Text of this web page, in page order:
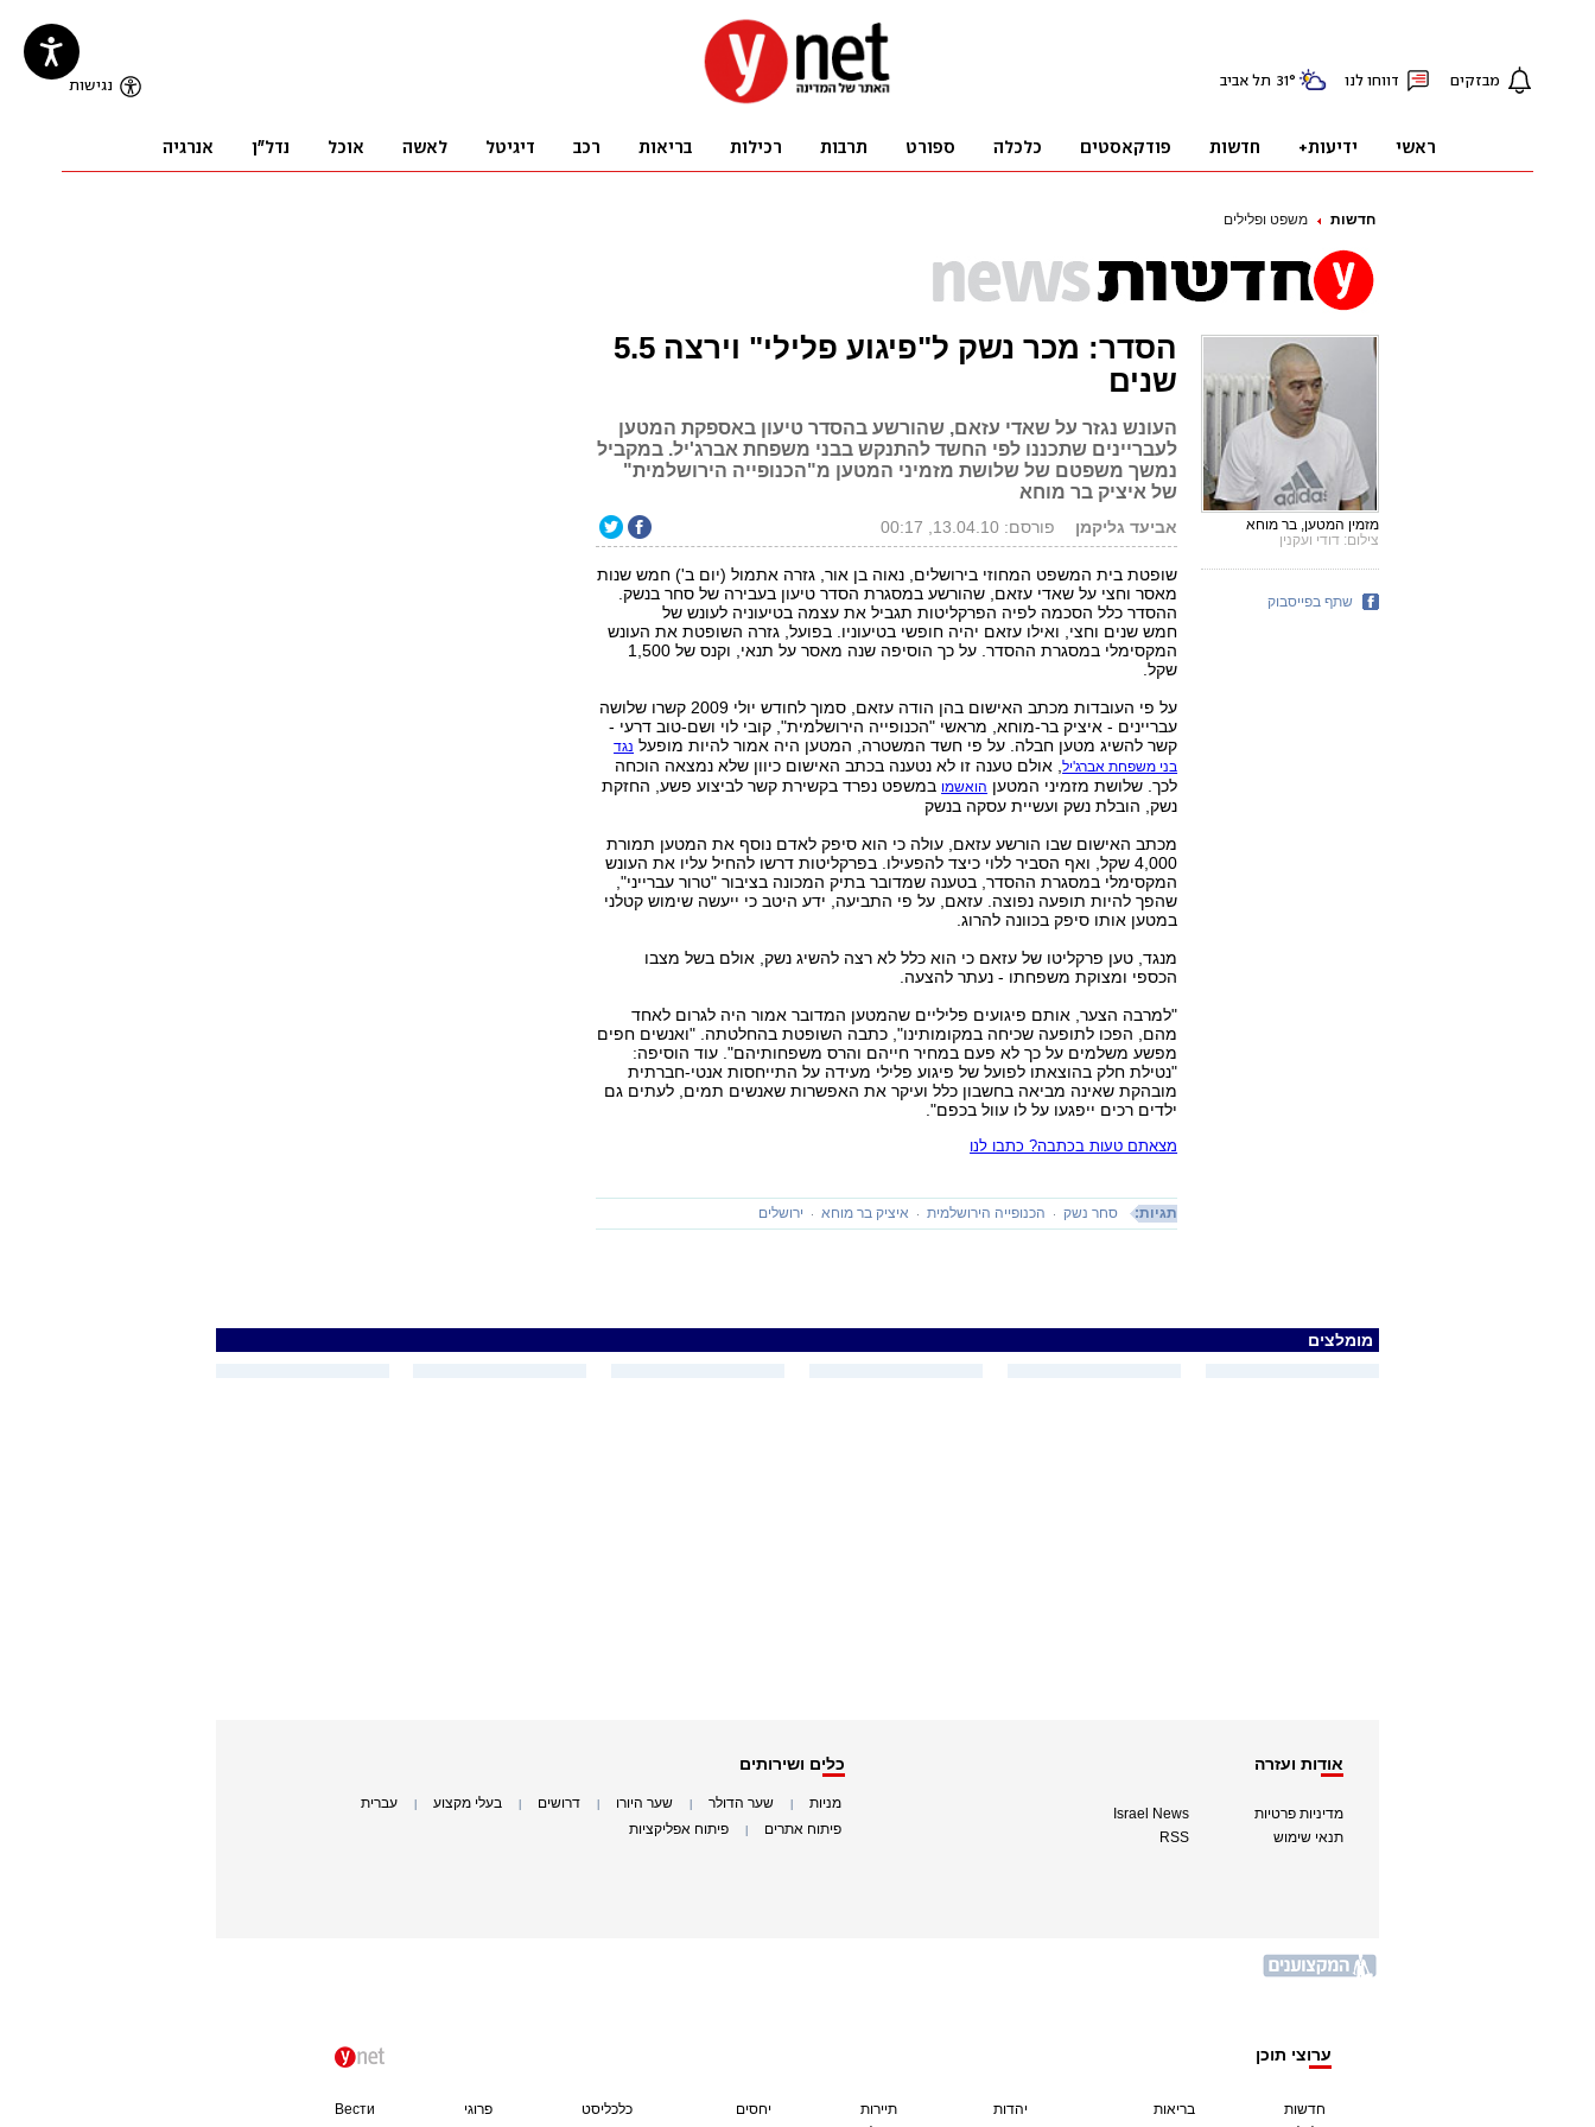
חדשות משפט ופלילים
הסדר: מכר נשק ל"פיגוע פלילי" וירצה 5.5
שנים
העונש נגזר על שאדי עזאם, שהורשע בהסדר טיעון באספקת המטען
לעבריינים שתכננו לפי החשד להתנקש בבני משפחת אברג'יל. במקביל
נמשך משפטם של שלושת מזמיני המטען מ"הכנופייה הירושלמית"
של איציק בר מוחא
אביעד גליקמן פורסם: 13.04.10, 00:17
שופטת בית המשפט המחוזי בירושלים, נאוה בן אור, גזרה אתמול (יום ב') חמש שנות
מאסר וחצי על שאדי עזאם, שהורשע במסגרת הסדר טיעון בעבירה של סחר בנשק.
ההסדר כלל הסכמה לפיה הפרקליטות תגביל את עצמה בטיעוניה לעונש של
חמש שנים וחצי, ואילו עזאם יהיה חופשי בטיעוניו. בפועל, גזרה השופטת את העונש
המקסימלי במסגרת ההסדר. על כך הוסיפה שנה מאסר על תנאי, וקנס של 1,500
שקל.
על פי העובדות מכתב האישום בהן הודה עזאם, סמוך לחודש יולי 2009 קשרו שלושה
עבריינים - איציק בר-מוחא, מראשי "הכנופייה הירושלמית", קובי לוי ושם-טוב דרעי -
קשר להשיג מטען חבלה. על פי חשד המשטרה, המטען היה אמור להיות מופעל נגד
בני משפחת אברג'יל, אולם טענה זו לא נטענה בכתב האישום כיוון שלא נמצאה הוכחה
לכך. שלושת מזמיני המטען הואשמו במשפט נפרד בקשירת קשר לביצוע פשע, החזקת
נשק, הובלת נשק ועשיית עסקה בנשק
מכתב האישום שבו הורשע עזאם, עולה כי הוא סיפק לאדם נוסף את המטען תמורת
4,000 שקל, ואף הסביר ללוי כיצד להפעילו. בפרקליטות דרשו להחיל עליו את העונש
המקסימלי במסגרת ההסדר, בטענה שמדובר בתיק המכונה בציבור "טרור עברייני",
שהפך להיות תופעה נפוצה. עזאם, על פי התביעה, ידע היטב כי ייעשה שימוש קטלני
במטען אותו סיפק בכוונה להרוג.
מנגד, טען פרקליטו של עזאם כי הוא כלל לא רצה להשיג נשק, אולם בשל מצבו
הכספי ומצוקת משפחתו - נעתר להצעה.
"למרבה הצער, אותם פיגועים פליליים שהמטען המדובר אמור היה לגרום לאחד
מהם, הפכו לתופעה שכיחה במקומותינו", כתבה השופטת בהחלטתה. "ואנשים חפים
מפשע משלמים על כך לא פעם במחיר חייהם והרס משפחותיהם". עוד הוסיפה:
"נטילת חלק בהוצאתו לפועל של פיגוע פלילי מעידה על התייחסות אנטי-חברתית
מובהקת שאינה מביאה בחשבון כלל ועיקר את האפשרות שאנשים תמים, לעתים גם
ילדים רכים ייפגעו על לו עוול בכפם".
מצאתם טעות בכתבה? כתבו לנו
תגיות: סחר נשק הכנופייה הירושלמית איציק בר מוחא ירושלים
מזמין המטען, בר מוחא
צילום: דודי ועקנין
שתף בפייסבוק
מומלצים
אודות ועזרה
מדיניות פרטיות
תנאי שימוש
Israel News
RSS
כלים ושירותים
מניות שער הדולר שער היורו דרושים בעלי מקצוע עברית
פיתוח אתרים פיתוח אפליקציות
ערוצי תוכן
חדשות
בריאות
יהדות
תיירות
יחסים
כלכליסט פרוגי Вести